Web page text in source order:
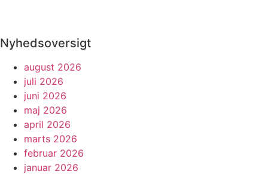
Nyhedsoversigt
august 2026
juli 2026
juni 2026
maj 2026
april 2026
marts 2026
februar 2026
januar 2026